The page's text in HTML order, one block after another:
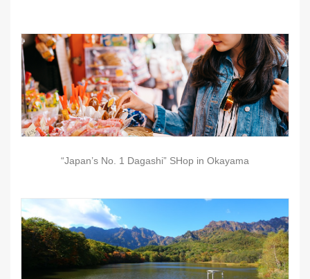
“Japan’s No. 1 Dagashi” SHop in Okayama